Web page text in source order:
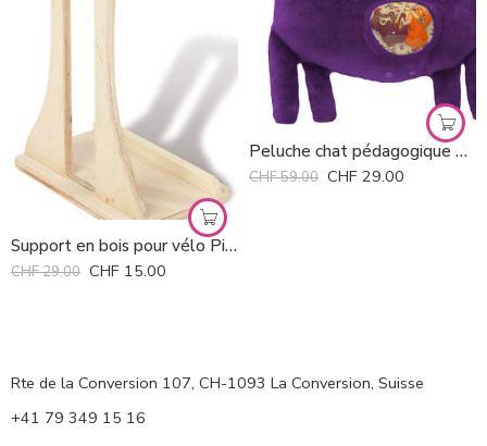
Support en bois pour vélo Pinolino
CHF29.00 CHF 15.00
Peluche chat pédagogique Ovejita Negra
CHF59.00 CHF 29.00
Rte de la Conversion 107, CH-1093 La Conversion, Suisse
+41 79 349 15 16